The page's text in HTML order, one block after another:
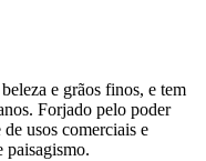
e grãos finos, e tem
Forjado pelo poder
usos comerciais e
paisagismo.